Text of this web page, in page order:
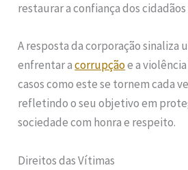
restaurar a confiança dos cidadãos
A resposta da corporação sinaliza
enfrentar acorrupçãoe a
casos como este se tornem cada
refletindo o seu objetivo em
sociedade com honra e respeito.
Direitos das Vítimas